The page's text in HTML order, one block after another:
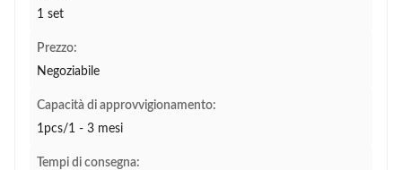
1 set
Prezzo:
Negoziabile
Capacità di approvvigionamento:
1pcs/1 - 3 mesi
Tempi di consegna: